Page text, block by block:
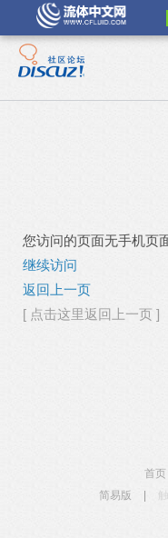
您访问的页面无手机页
继续访问
返回上一页
[ 点击这里返回上一页 ]
首页
简易版